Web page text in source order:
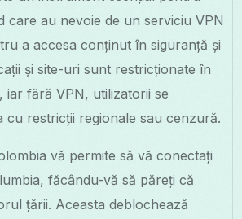
care au nevoie de un serviciu VPN
a accesa conținut în siguranță și
și site-uri sunt restricționate în
iar fără VPN, utilizatorii se
cu restricții regionale sau cenzură.
vă permite să vă conectați
făcându-vă să păreți că
țării. Aceasta deblochează